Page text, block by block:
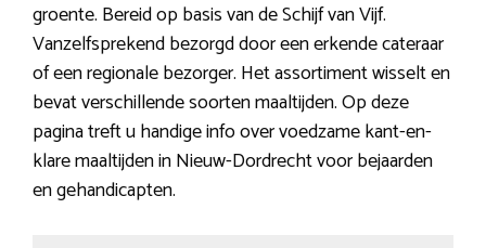
groente. Bereid op basis van de Schijf van Vijf.
Vanzelfsprekend bezorgd door een erkende cateraar
of een regionale bezorger. Het assortiment wisselt en
bevat verschillende soorten maaltijden. Op deze
pagina treft u handige info over voedzame kant-en-
klare maaltijden in Nieuw-Dordrecht voor bejaarden
en gehandicapten.